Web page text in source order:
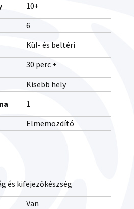
10+
6
Kül- és beltéri
30 perc +
Kisebb hely
1
Elmemozdító
és kifejezőkészség
Van